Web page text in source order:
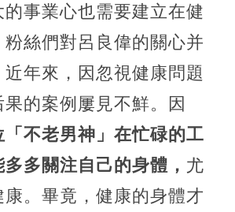
事業心也需要建立在健
粉絲們對呂良偉的關心并
年來，因忽視健康問題
的案例屢見不鮮。因
「不老男神」在忙碌的工
多關注自己的身體， 尤
。畢竟，健康的身體才